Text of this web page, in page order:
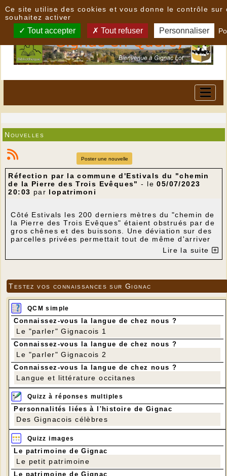
Nouvelles
Poster une nouvelle
Réfection par la commune d'Estivals du "chemin
de la Pierre des Trois Evêques" - le05/07/2023
20:03 par lopatrimoni
Côté Estivals les 200 derniers mètres du "chemin de
la Pierre des Trois Evêques" étaient obstrués par de
gros chênes et des buissons. Une déviation sur des
parcelles privées permettait tout de même d'arriver
sur le site. Depuis quelques semaines un bornage
effectué par les géomètres permettait de savoir où
coupés et depuis quelques jours une entreprise
arrache les souches, écrase les murs et trace le
nouveau chemin. Voici quelques photos montrant
l'état actuel des travaux.
Lire la suite
Testez vos connaissances sur Gignac
QCM simple
Connaissez-vous la langue de chez nous ?
Le "parler" Gignacois 1
Connaissez-vous la langue de chez nous ?
Le "parler" Gignacois 2
Connaissez-vous la langue de chez nous ?
Langue et littérature occitanes
Quizz à réponses multiples
Personnalités liées à l'histoire de Gignac
Des Gignacois célèbres
Quizz images
Le patrimoine de Gignac
Le petit patrimoine
Le patrimoine de Gignac
Ce site utilise des cookies et vous donne le contrôle sur
souhaitez activer
Tout accepter Tout refuser Personnaliser